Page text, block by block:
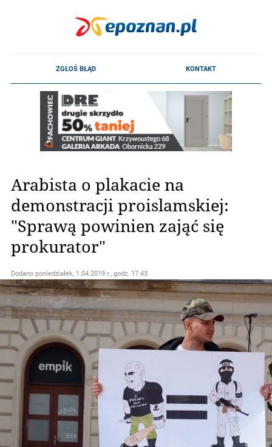
Arabista o plakacie na
demonstracji proislamskiej:
"Sprawą powinien zająć się
prokurator"
Dodano poniedziałek, 1.04.2019 r., godz. 17.43